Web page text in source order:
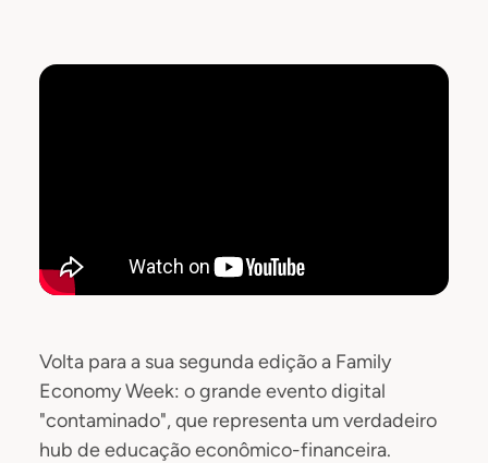
Volta para a sua segunda edição a Family
Economy Week: o grande evento digital
"contaminado", que representa um verdadeiro
hub de educação econômico-financeira.